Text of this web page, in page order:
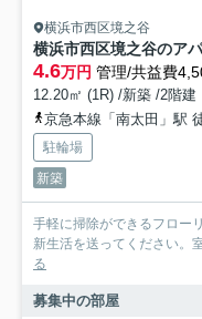
横浜市西区境之谷
横浜市西区境之谷のア
4.6万円 管理/共益費
12.20㎡ (1R) /新築 /2階建
京急本線「南太田」駅
駐輪場
新築
手軽に掃除ができるフロー
新生活を送ってください。
る
募集中の部屋